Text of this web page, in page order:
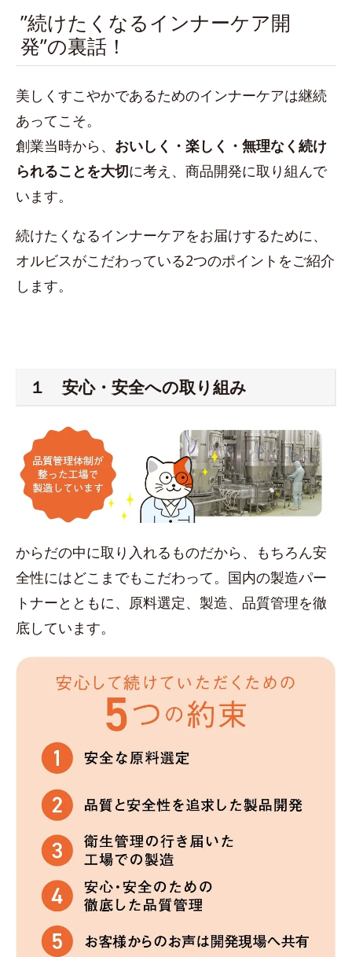
”続けたくなるインナーケア開
発”の裏話！
美しくすこやかであるためのインナーケアは継続
あってこそ。
創業当時から、 おいしく・楽しく・無理なく続け
られることを大切に考え、商品開発に取り組んで
います。
続けたくなるインナーケアをお届けするために、
オルビスがこだわっている2つのポイントをご紹介
します。
１ 安心・安全への取り組み
からだの中に取り入れるものだから、もちろん安
全性にはどこまでもこだわって。国内の製造パー
トナーとともに、原料選定、製造、品質管理を徹
底しています。